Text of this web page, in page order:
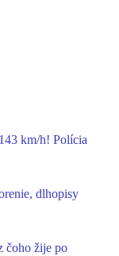
km/h! Polícia
dlhopisy
čoho žije po